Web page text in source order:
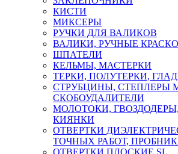
КИСТИ
МИКСЕРЫ
РУЧКИ ДЛЯ ВАЛИКОВ
ВАЛИКИ, РУЧНЫЕ
ШПАТЕЛИ
КЕЛЬМЫ, МАСТЕРКИ
ТЕРКИ, ПОЛУТЕРКИ,
СТРУБЦИНЫ, СТЕПЛЕРЫ
СКОБОУДАЛИТЕЛИ
МОЛОТОКИ,
КИЯНКИ
ОТВЕРТКИ
ТОЧНЫХ РАБОТ,
ОТВЕРТКИ ПЛОСКИЕ SL